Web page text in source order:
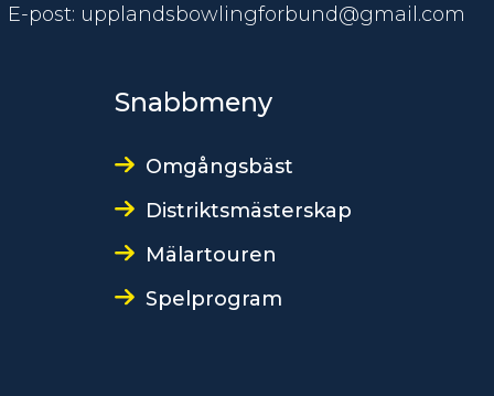
E-post: upplandsbowlingforbund@gmail.com
Snabbmeny
Omgångsbäst
Distriktsmästerskap
Mälartouren
Spelprogram